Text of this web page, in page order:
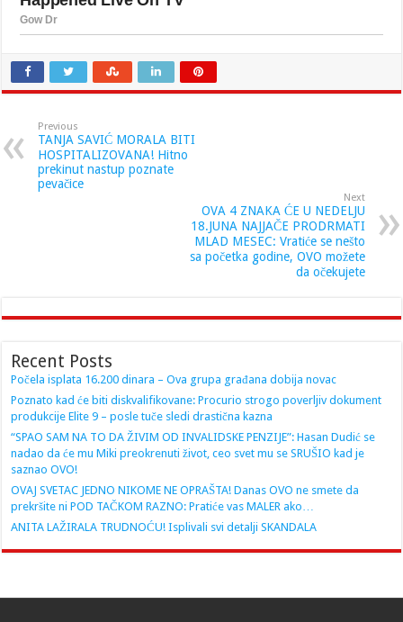
Previous
TANJA SAVIĆ MORALA BITI
HOSPITALIZOVANA! Hitno
prekinut nastup poznate
pevačice
Next
OVA 4 ZNAKA ĆE U NEDELJU
18.JUNA NAJJAČE PRODRMATI
MLAD MESEC: Vratiće se nešto
sa početka godine, OVO možete
da očekujete
Recent Posts
Počela isplata 16.200 dinara – Ova grupa građana dobija novac
Poznato kad će biti diskvalifikovane: Procurio strogo poverljiv dokument
produkcije Elite 9 – posle tuče sledi drastična kazna
“SPAO SAM NA TO DA ŽIVIM OD INVALIDSKE PENZIJE”: Hasan Dudić se
nadao da će mu Miki preokrenuti život, ceo svet mu se SRUŠIO kad je
saznao OVO!
OVAJ SVETAC JEDNO NIKOME NE OPRAŠTA! Danas OVO ne smete da
prekršite ni POD TAČKOM RAZNO: Pratiće vas MALER ako…
ANITA LAŽIRALA TRUDNOĆU! Isplivali svi detalji SKANDALA